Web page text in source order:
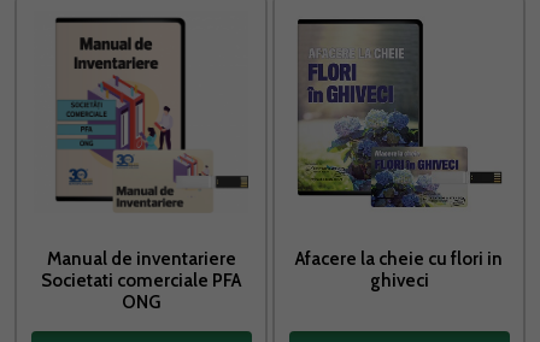
Manual de inventariere
Societati comerciale PFA
ONG
Afacere la cheie cu flori in
ghiveci